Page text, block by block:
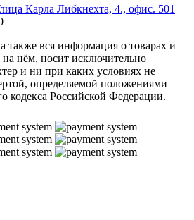
Карла Либкнехта, 4., офис. 501
также вся информация о товарах и
на нём, носит исключительно
и ни при каких условиях не
определяемой положениями
кодекса Российской Федерации.